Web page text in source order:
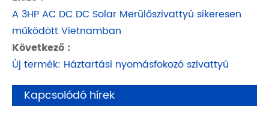
A 3HP AC DC DC Solar Merülőszivattyú sikeresen
működött Vietnamban
Következő :
Új termék: Háztartási nyomásfokozó szivattyú
Kapcsolódó hírek